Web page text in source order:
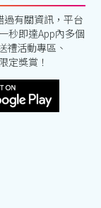
過有關資訊，平台
秒即達App內多個
禮活動專區、
定獎賞！